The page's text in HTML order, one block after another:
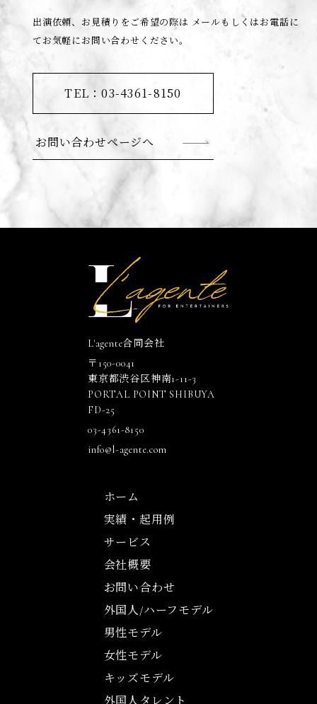
出演依頼、お見積りをご希望の際は メールもしくはお電話に
てお気軽にお問い合わせください。
TEL：03-4361-8150
お問い合わせページへ
L'agente合同会社
〒150-0041
東京都渋谷区神南1-11-3
PORTAL POINT SHIBUYA
FD-25
03-4361-8150
info@l-agente.com
ホーム
実績・起用例
サービス
会社概要
お問い合わせ
外国人/ハーフモデル
男性モデル
女性モデル
キッズモデル